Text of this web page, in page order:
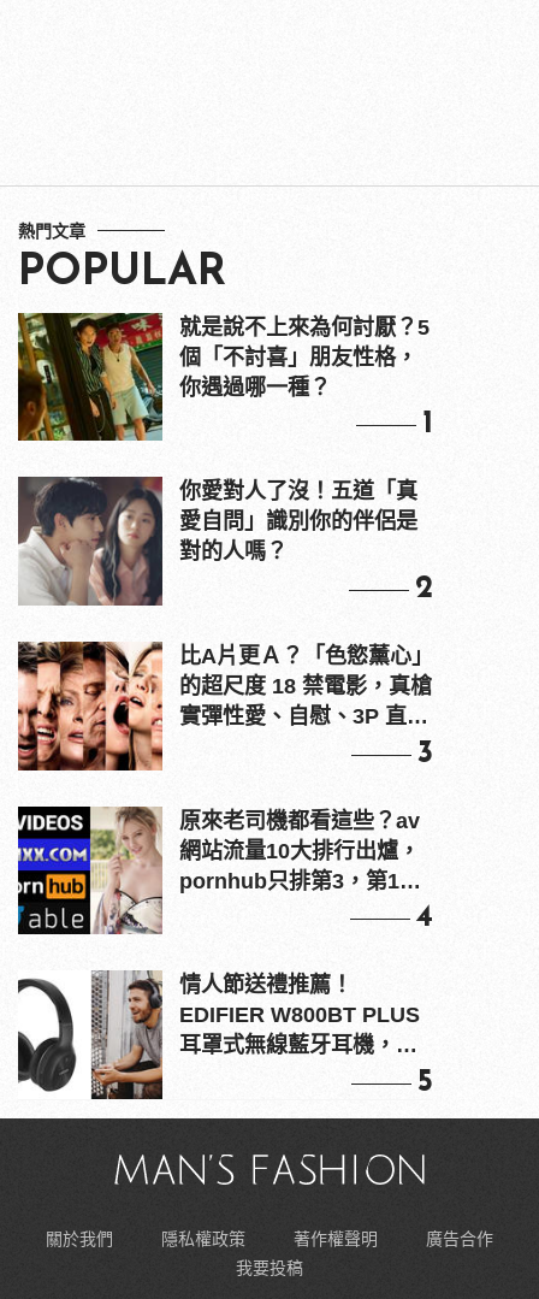
熱門文章
POPULAR
就是說不上來為何討厭？5
個「不討喜」朋友性格，
你遇過哪一種？
1
你愛對人了沒！五道「真
愛自問」識別你的伴侶是
對的人嗎？
2
比A片更Ａ？「色慾薰心」
的超尺度 18 禁電影，真槍
實彈性愛、自慰、3P 直接
3
原來老司機都看這些？av
網站流量10大排行出爐，
pornhub只排第3，第1名
4
情人節送禮推薦！
EDIFIER W800BT PLUS
耳罩式無線藍牙耳機，在
5
關於我們 隱私權政策 著作權聲明
廣告合作
我要投稿